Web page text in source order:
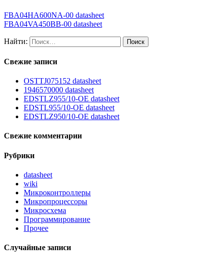
FBA04HA600NA-00 datasheet
FBA04VA450BB-00 datasheet
Найти:
Свежие записи
OSTTJ075152 datasheet
1946570000 datasheet
EDSTLZ955/10-OE datasheet
EDSTL955/10-OE datasheet
EDSTLZ950/10-OE datasheet
Свежие комментарии
Рубрики
datasheet
wiki
Микроконтроллеры
Микропроцессоры
Микросхема
Программирование
Прочее
Случайные записи